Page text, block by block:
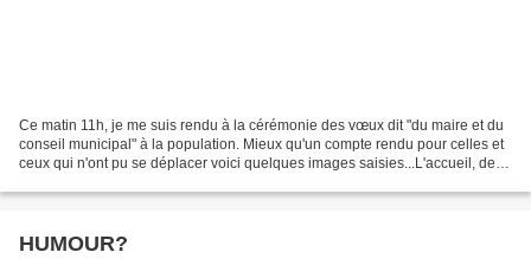
Ce matin 11h, je me suis rendu à la cérémonie des vœux dit "du maire et du
conseil municipal" à la population. Mieux qu'un compte rendu pour celles et
ceux qui n'ont pu se déplacer voici quelques images saisies...L'accueil, des
HUMOUR?